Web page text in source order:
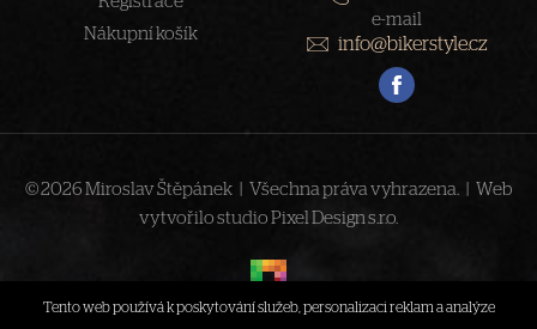
Nákupní košík
e-mail
info@bikerstyle.cz
© 2026 Miroslav Štěpánek | Všechna práva vyhrazena. | Web
vytvořilo studio Pixel Design s.r.o.
Tento web používá k poskytování služeb, personalizaci reklam a analýze